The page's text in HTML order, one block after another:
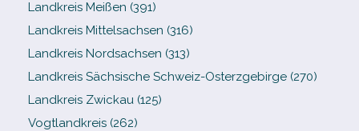
Landkreis Meißen (391)
Landkreis Mittelsachsen (316)
Landkreis Nordsachsen (313)
Landkreis Sächsische Schweiz-​Osterzgebirge (270)
Landkreis Zwickau (125)
Vogtlandkreis (262)